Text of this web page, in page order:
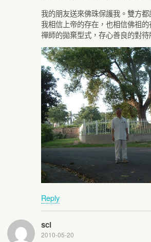
我的朋友送來佛珠保護我。雙方都
我相信上帝的存在，也相信佛祖
禪師的拋棄型式，存心善良的對待
Reply
scl
2010-05-20